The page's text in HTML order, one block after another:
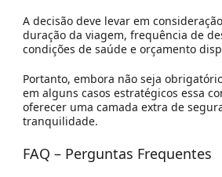
A decisão deve levar em
duração da viagem, frequência de
condições de saúde e orçamento
Portanto, embora não seja
em alguns casos estratégicos essa
oferecer uma camada extra de
tranquilidade.
FAQ – Perguntas Frequentes